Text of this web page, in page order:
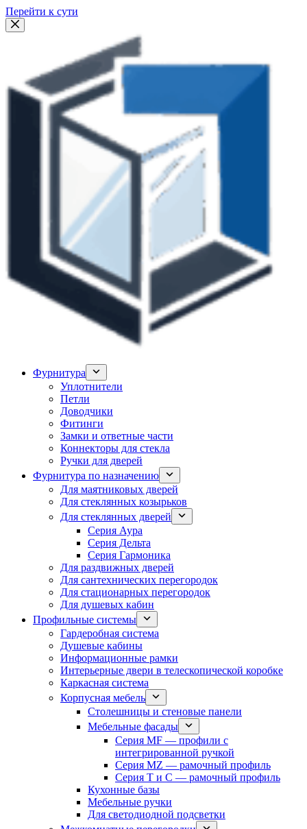
Перейти к сути
Фурнитура
Уплотнители
Петли
Доводчики
Фитинги
Замки и ответные части
Коннекторы для стекла
Ручки для дверей
Фурнитура по назначению
Для маятниковых дверей
Для стеклянных козырьков
Для стеклянных дверей
Серия Аура
Серия Дельта
Серия Гармоника
Для раздвижных дверей
Для сантехнических перегородок
Для стационарных перегородок
Для душевых кабин
Профильные системы
Гардеробная система
Душевые кабины
Информационные рамки
Интерьерные двери в телескопической коробке
Каркасная система
Корпусная мебель
Столешницы и стеновые панели
Мебельные фасады
Серия MF — профили с
интегрированной ручкой
Серия MZ — рамочный профиль
Серия T и C — рамочный профиль
Кухонные базы
Мебельные ручки
Для светодиодной подсветки